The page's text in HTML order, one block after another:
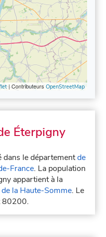
| Contributeurs OpenStreetMap
Éterpigny
dans le départementde
France. La population
appartient à la
la Haute-Somme. Le
80200.